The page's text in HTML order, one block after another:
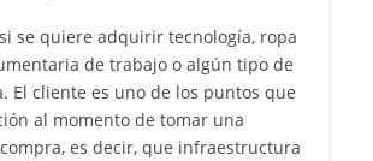
se quiere adquirir tecnología, ropa
de trabajo o algún tipo de
El cliente es uno de los puntos que
al momento de tomar una
es decir, que infraestructura